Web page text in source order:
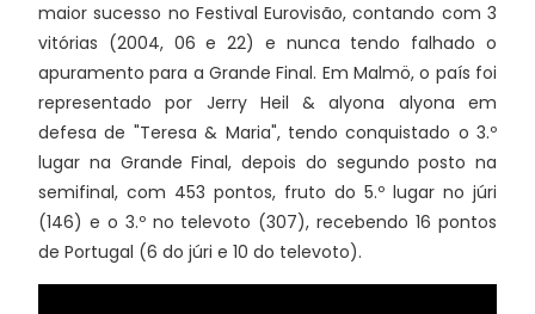
maior sucesso no Festival Eurovisão, contando com 3
vitórias (2004, 06 e 22) e nunca tendo falhado o
apuramento para a Grande Final. Em Malmö, o país foi
representado por Jerry Heil & alyona alyona em
defesa de "Teresa & Maria", tendo conquistado o 3.º
lugar na Grande Final, depois do segundo posto na
semifinal, com 453 pontos, fruto do 5.º lugar no júri
(146) e o 3.º no televoto (307), recebendo 16 pontos
de Portugal (6 do júri e 10 do televoto).